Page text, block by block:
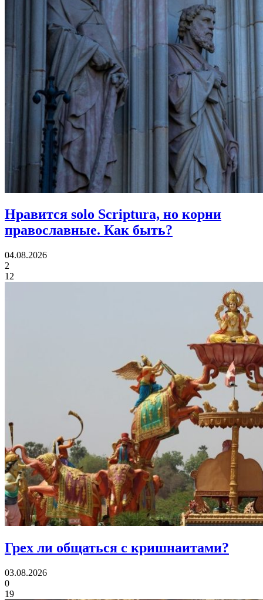
Нравится solo Scriptura, но корни
православные. Как быть?
04.08.2026
2
12
Грех ли общаться с кришнаитами?
03.08.2026
0
19